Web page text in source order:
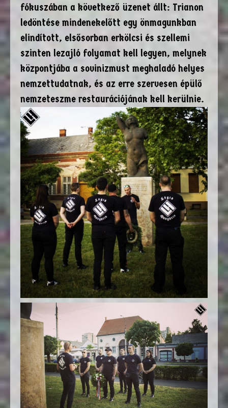
fókuszában a következő üzenet állt: Trianon
ledöntése mindenekelőtt egy önmagunkban
elindított, elsősorban erkölcsi és szellemi
szinten lezajló folyamat kell legyen, melynek
központjába a sovinizmust meghaladó helyes
nemzettudatnak, és az erre szervesen épülő
nemzeteszme restaurációjának kell kerülnie.